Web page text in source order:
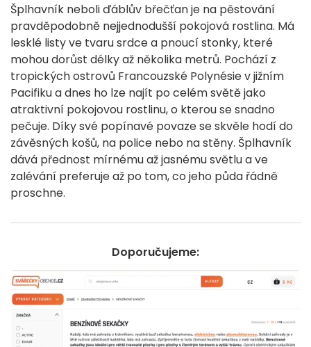
Šplhavník neboli ďáblův břečťan je na pěstování
pravděpodobně nejjednodušší pokojová rostlina. Má
lesklé listy ve tvaru srdce a pnoucí stonky, které
mohou dorůst délky až několika metrů. Pochází z
tropických ostrovů Francouzské Polynésie v jižním
Pacifiku a dnes ho lze najít po celém světě jako
atraktivní pokojovou rostlinu, o kterou se snadno
pečuje. Díky své popínavé povaze se skvěle hodí do
závěsných košů, na police nebo na stěny. Šplhavník
dává přednost mírnému až jasnému světlu a ve
zalévání preferuje až po tom, co jeho půda řádně
proschne.
Doporučujeme: